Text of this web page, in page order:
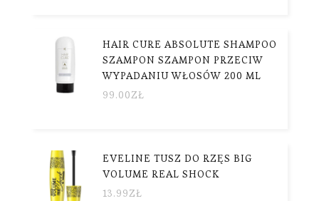
HAIR CURE ABSOLUTE SHAMPOO
SZAMPON SZAMPON PRZECIW
WYPADANIU WŁOSÓW 200 ML
99.00ZŁ
EVELINE TUSZ DO RZĘS BIG
VOLUME REAL SHOCK
13.99ZŁ